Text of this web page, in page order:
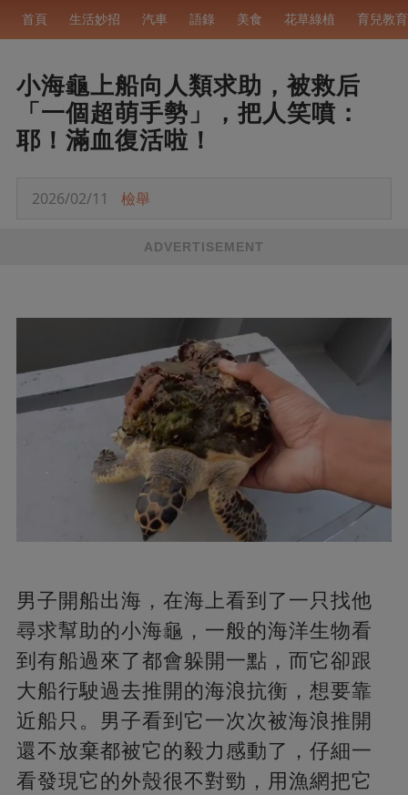
首頁 生活妙招 汽車 語錄 美食 花草綠植 育兒教育
小海龜上船向人類求助，被救后
「一個超萌手勢」，把人笑噴：
耶！滿血復活啦！
2026/02/11 檢舉
ADVERTISEMENT
男子開船出海，在海上看到了一只找他
尋求幫助的小海龜，一般的海洋生物看
到有船過來了都會躲開一點，而它卻跟
大船行駛過去推開的海浪抗衡，想要靠
近船只。男子看到它一次次被海浪推開
還不放棄都被它的毅力感動了，仔細一
看發現它的外殼很不對勁，用漁網把它